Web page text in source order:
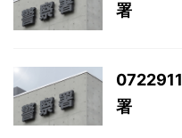
署
署